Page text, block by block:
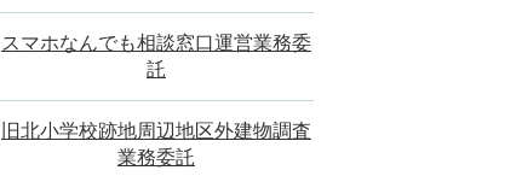
スマホなんでも相談窓口運営業務委
託
旧北小学校跡地周辺地区外建物調査
業務委託